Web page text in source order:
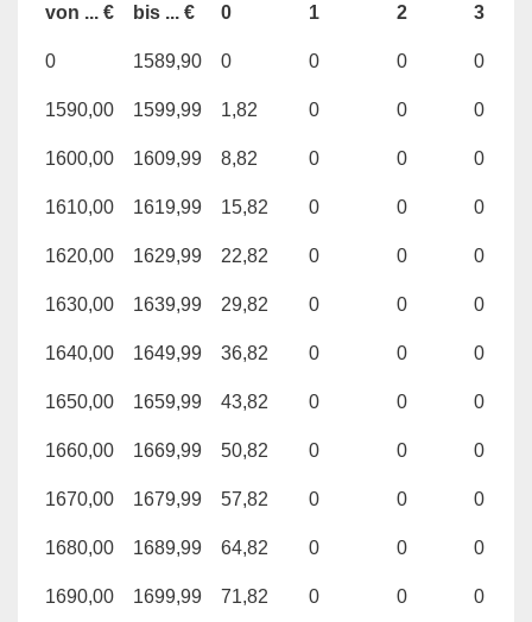
von ... € bis ... € 0 1 2 3
0 1589,90 0 0 0 0
1590,00 1599,99 1,82 0 0 0
1600,00 1609,99 8,82 0 0 0
1610,00 1619,99 15,82 0 0 0
1620,00 1629,99 22,82 0 0 0
1630,00 1639,99 29,82 0 0 0
1640,00 1649,99 36,82 0 0 0
1650,00 1659,99 43,82 0 0 0
1660,00 1669,99 50,82 0 0 0
1670,00 1679,99 57,82 0 0 0
1680,00 1689,99 64,82 0 0 0
1690,00 1699,99 71,82 0 0 0